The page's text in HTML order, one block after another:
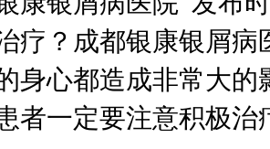
疗？成都银康银屑
身心都造成非常大
者一定要注意积极